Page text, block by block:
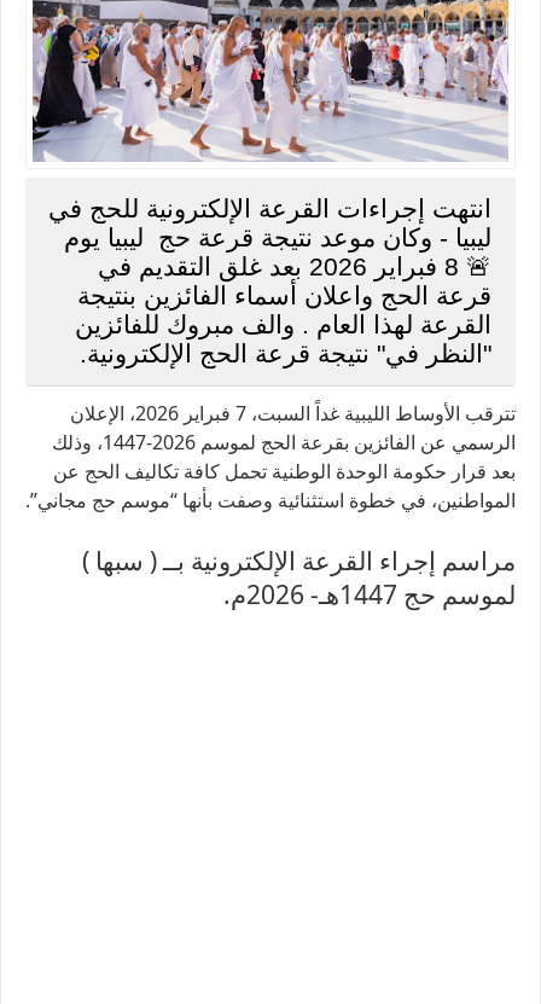
انتهت إجراءات القرعة الإلكترونية للحج في
ليبيا - وكان موعد نتيجة قرعة حج ليبيا يوم
🚨 8 فبراير 2026 بعد غلق التقديم في
قرعة الحج واعلان أسماء الفائزين بنتيجة
القرعة لهذا العام . والف مبروك للفائزين
"النظر في" نتيجة قرعة الحج الإلكترونية.
تترقب الأوساط الليبية غداً السبت، 7 فبراير 2026، الإعلان
الرسمي عن الفائزين بقرعة الحج لموسم 2026-1447، وذلك
بعد قرار حكومة الوحدة الوطنية تحمل كافة تكاليف الحج عن
المواطنين، في خطوة استثنائية وصفت بأنها “موسم حج مجاني”.
مراسم إجراء القرعة الإلكترونية بــ ( سبها )
لموسم حج 1447هـ- 2026م.